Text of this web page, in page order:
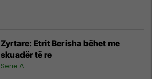
Zyrtare: Etrit Berisha bëhet me
skuadër të re
Serie A